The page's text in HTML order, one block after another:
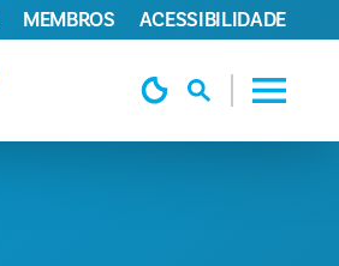
MEMBROS ACESSIBILIDADE